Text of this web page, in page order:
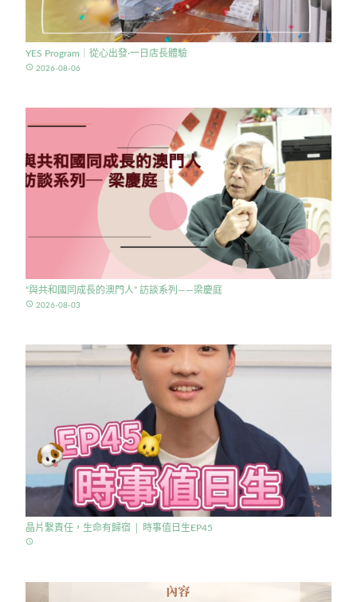
YES Program｜從心出發·一日店長體驗
access_time 2026-08-06
“與共和國同成長的澳門人” 訪談系列——梁慶庭
access_time 2026-08-03
晶片繫責任，生命有歸宿 │ 時事值日生EP45
access_time